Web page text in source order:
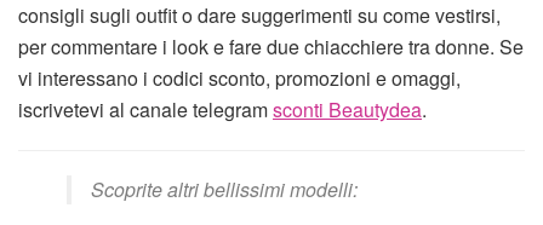
consigli sugli outfit o dare suggerimenti su come vestirsi,
per commentare i look e fare due chiacchiere tra donne. Se
vi interessano i codici sconto, promozioni e omaggi,
iscrivetevi al canale telegramsconti Beautydea.
Scoprite altri bellissimi modelli: